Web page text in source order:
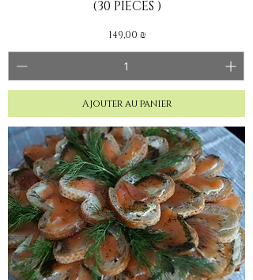
(30 PIECES )
Prix
149,00 ₪
Ajouter au panier